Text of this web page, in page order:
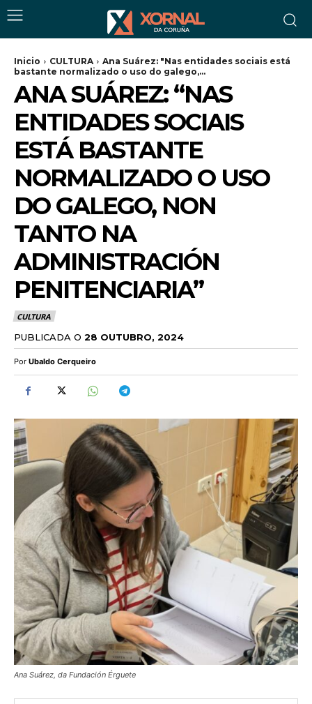
Inicio CULTURA
Ana Suárez: "Nas entidades sociais está
bastante normalizado o uso do galego,...
ANA SUÁREZ: “NAS
ENTIDADES SOCIAIS
ESTÁ BASTANTE
NORMALIZADO O USO
DO GALEGO, NON
TANTO NA
ADMINISTRACIÓN
PENITENCIARIA”
CULTURA
PUBLICADA O 28 OUTUBRO, 2024
Por Ubaldo Cerqueiro
Ana Suárez, da Fundación Érguete